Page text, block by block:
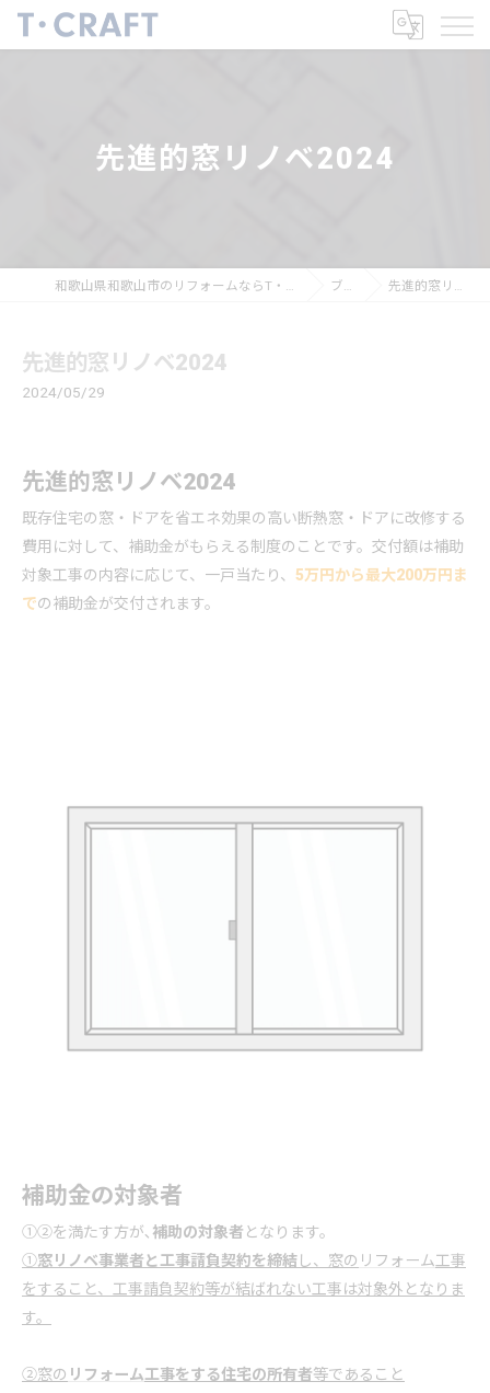
先進的窓リノベ2024
和歌山県和歌山市のリフォームならT・CRAFTヤマトシ株式会社 ブログ 先進的窓リノベ2024
先進的窓リノベ2024
2024/05/29
先進的窓リノベ2024
既存住宅の窓・ドアを省エネ効果の高い断熱窓・ドアに改修する
費用に対して、補助金がもらえる制度のことです。交付額は補助
対象工事の内容に応じて、一戸当たり、 5万円から最大200万円ま
での補助金が交付されます。
補助金の対象者
①②を満たす方が､ 補助の対象者 となります。
①窓リノベ事業者と工事請負契約を締結 し、窓の リフォーム工事
をすること、工事請負契約等が結ばれない工事は対象外となりま
す。
②窓の リフォーム工事をする住宅の所有者等であること